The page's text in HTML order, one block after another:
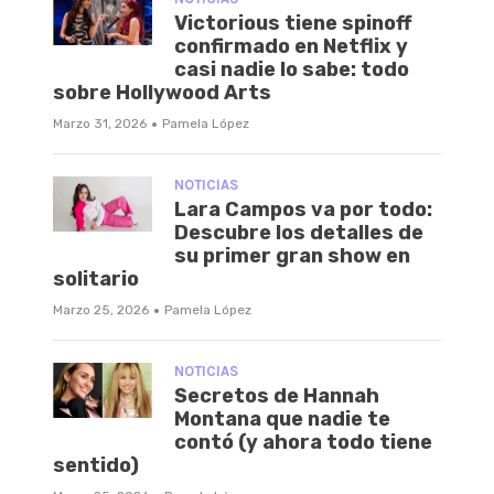
Victorious tiene spinoff
confirmado en Netflix y
casi nadie lo sabe: todo
sobre Hollywood Arts
Marzo 31, 2026 · Pamela López
NOTICIAS
Lara Campos va por todo:
Descubre los detalles de
su primer gran show en
solitario
Marzo 25, 2026 · Pamela López
NOTICIAS
Secretos de Hannah
Montana que nadie te
contó (y ahora todo tiene
sentido)